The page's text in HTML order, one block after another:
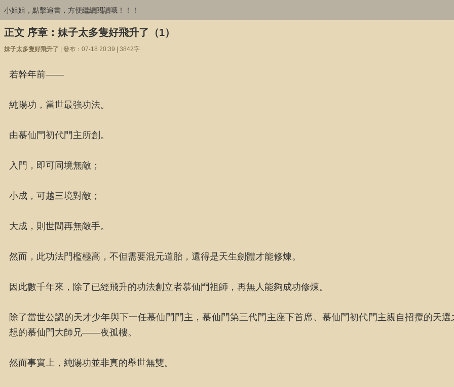
小姐姐，點擊追書，方便繼續閱讀哦！！！
正文 序章：妹子太多隻好飛升了（1）
妹子太多隻好飛升了 | 發布：07-18 20:39 | 3842字
若幹年前——
純陽功，當世最強功法。
由慕仙門初代門主所創。
入門，即可同境無敵；
小成，可越三境對敵；
大成，則世間再無敵手。
然而，此功法門檻極高，不但需要混元道胎，還得是天生劍體才能修煉。
因此數千年來，除了已經飛升的功法創立者慕仙門祖師，再無人能夠成功修煉。
除了當世公認的天才少年與下一任慕仙門門主，慕仙門第三代門主座下首席、慕仙門初代門主親自招攬的天
想的慕仙門大師兄——夜孤樓。
然而事實上，純陽功並非真的舉世無雙。